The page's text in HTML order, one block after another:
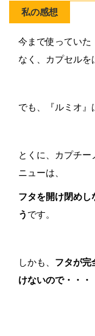
私の感想
今まで使っていた
なく、カプセルを
でも、『ルミオ』
とくに、カプチ
ニューは、
フタを開け閉め
う です。
しかも、 フタが完
けないので・・・